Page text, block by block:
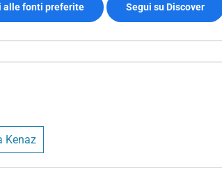
alle fonti preferite Segui su Discover
Kenaz